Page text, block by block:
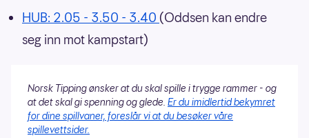
HUB: 2.05 - 3.50 - 3.40 (Oddsen kan endre
seg inn mot kampstart)
Norsk Tipping ønsker at du skal spille i trygge rammer - og
at det skal gi spenning og glede. Er du imidlertid bekymret
for dine spillvaner, foreslår vi at du besøker våre
spillevettsider.